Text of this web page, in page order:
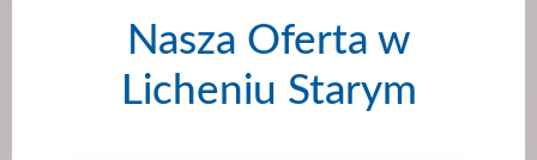
Nasza Oferta w
Licheniu Starym